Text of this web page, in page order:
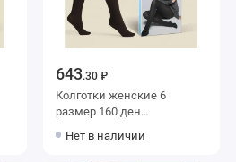
643.30 ₽
Колготки женские 6
размер 160 ден
Нет в наличии